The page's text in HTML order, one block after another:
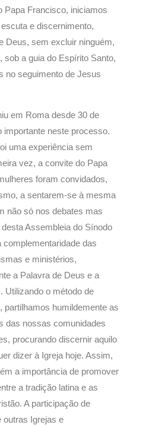
Papa Francisco, iniciamos
e discernimento,
Deus, sem excluir ninguém,
sob a guia do Espírito Santo,
no seguimento de Jesus
em Roma desde 30 de
neste processo.
uma experiência sem
vez, a convite do Papa
foram convidados,
a sentarem-se à mesma
não só nos debates mas
Assembleia do Sínodo
das
e ministérios,
a Palavra de Deus e a
Utilizando o método de
partilhamos humildemente as
das nossas comunidades
procurando discernir aquilo
dizer à Igreja hoje. Assim,
a importância de promover
a tradição latina e as
A participação de
outras Igrejas e